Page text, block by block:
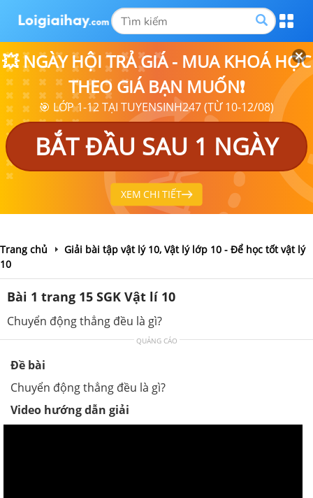
💥 NGÀY HỘI TRẢ GIÁ - MUA KHOÁ HỌC
THEO GIÁ BẠN MUỐN❗
🎯 LỚP 1-12 TẠI TUYENSINH247 (TỪ 10-12/08)
BẮT ĐẦU SAU 1 NGÀY
XEM CHI TIẾT
Trang chủ
Giải bài tập vật lý 10, Vật lý lớp 10 - Để học tốt vật lý
10
Bài 1 trang 15 SGK Vật lí 10
Chuyển động thẳng đều là gì?
QUẢNG CÁO
Đề bài
Chuyển động thẳng đều là gì?
Video hướng dẫn giải